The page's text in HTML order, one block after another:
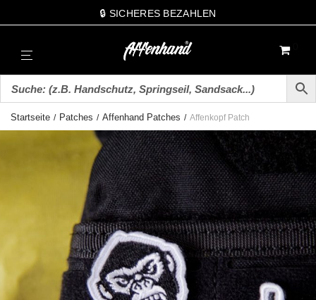
🔒 SICHERES BEZAHLEN
Startseite / Patches / Affenhand Patches / Affenkopf Patch